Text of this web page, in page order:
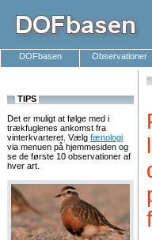
DOFbasen Observationer
TIPS
Det er muligt at følge med i
trækfuglenes ankomst fra
vinterkvarteret. Vælg fænologi
via menuen på hjemmesiden og
se de første 10 observationer af
hver art.